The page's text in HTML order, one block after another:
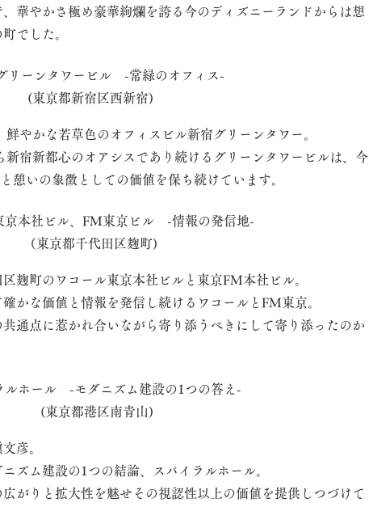
華やかさ極め豪華絢爛を誇る今のディズニーランドからは想
でした。
リーンタワービル -常緑のオフィス-
(東京都新宿区西新宿)
鮮やかな若草色のオフィスビル新宿グリーンタワー。
新宿新都心のオアシスであり続けるグリーンタワービルは、今
憩いの象徴としての価値を保ち続けています。
京本社ビル、FM東京ビル -情報の発信地-
（東京都千代田区麹町)
麹町のワコール東京本社ビルと東京FM本社ビル。
かな価値と情報を発信し続けるワコールとFM東京。
通点に惹かれ合いながら寄り添うべきにして寄り添ったのか
ルホール -モダニズム建設の1つの答え-
(東京都港区南青山)
彦。
ズム建設の1つの結論、スパイラルホール。
がりと拡大性を魅せその視認性以上の価値を提供しつづけて